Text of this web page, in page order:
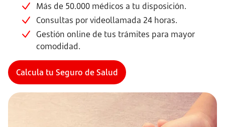
Más de 50.000 médicos a tu disposición.
Consultas por videollamada 24 horas.
Gestión online de tus trámites para mayor
comodidad.
Calcula tu Seguro de Salud